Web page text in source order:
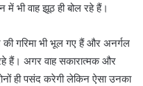
भी वाह झूठ ही बोल रहे हैं।
गरिमा भी भूल गए हैं और अनर्गल
हैं। अगर वाह सकारात्मक और
ही पसंद करेगी लेकिन ऐसा उनका